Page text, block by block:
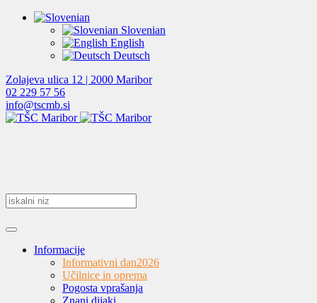
Slovenian
English
Deutsch
Zolajeva ulica 12 | 2000 Maribor
02 229 57 56
info@tscmb.si
Informacije
Informativni dan2026
Učilnice in oprema
Pogosta vprašanja
Znani dijaki